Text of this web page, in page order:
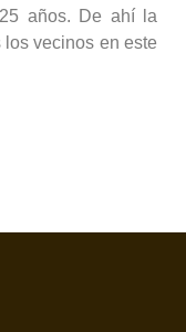
años. De ahí la
vecinos en este